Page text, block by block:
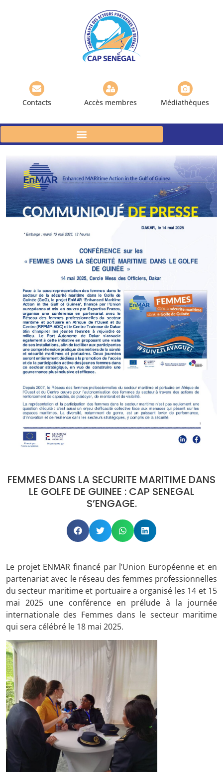
Contacts Accès membres Médiathèques
FEMMES DANS LA SECURITE MARITIME DANS
LE GOLFE DE GUINEE : CAP SENEGAL
S’ENGAGE.
Le projet ENMAR financé par l’Union Européenne et en
partenariat avec le réseau des femmes professionnelles
du secteur maritime et portuaire a organisé les 14 et 15
mai 2025 une conférence en prélude à la journée
internationale des Femmes dans le secteur maritime
qui sera célébré le 18 mai 2025.